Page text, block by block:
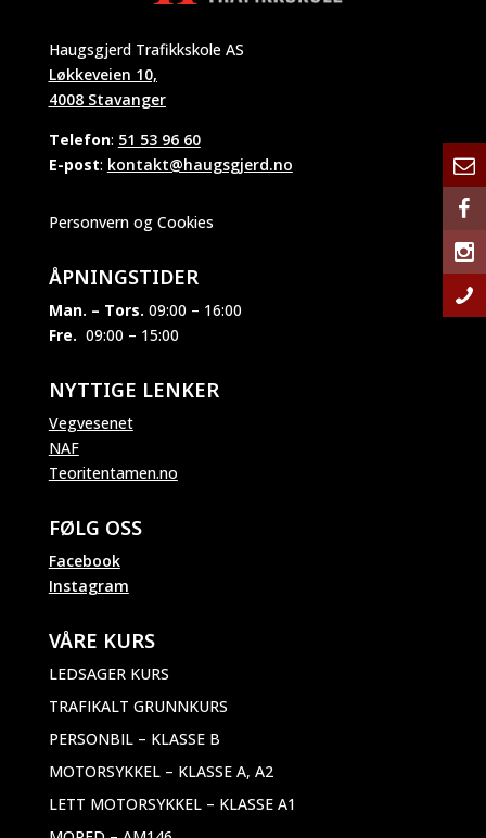
Haugsgjerd Trafikkskole AS
Løkkeveien 10,
4008 Stavanger
Telefon: 51 53 96 60
E-post: kontakt@haugsgjerd.no
Personvern og Cookies
ÅPNINGSTIDER
Man. – Tors. 09:00 – 16:00
Fre. 09:00 – 15:00
NYTTIGE LENKER
Vegvesenet
NAF
Teoritentamen.no
FØLG OSS
Facebook
Instagram
VÅRE KURS
LEDSAGER KURS
TRAFIKALT GRUNNKURS
PERSONBIL – KLASSE B
MOTORSYKKEL – KLASSE A, A2
LETT MOTORSYKKEL – KLASSE A1